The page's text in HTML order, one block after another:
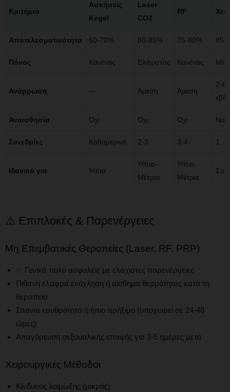
Κριτήριο
Ασκήσεις
Kegel
Laser
CO2
RF
Αποτελεσματικότητα 60-70% 80-85% 75-80% 85-
Πόνος Κανένας Ελάχιστος Κανένας
Ανάρρωση — Άμεση Άμεση
2-6
Αναισθησία Όχι Όχι Όχι Ναι
Συνεδρίες Καθημερινά 2-3 3-4 1
Ιδανικό για Ήπια
Ήπια-
Μέτρια
Ήπια-
Μέτρια
⚠️ Επιπλοκές & Παρενέργειες
Μη Επεμβατικές Θεραπείες (Laser, RF, PRP)
✅ Γενικά πολύ ασφαλείς με ελάχιστες παρενέργειες
Πιθανή ελαφρά ενόχληση ή αίσθημα θερμότητας κατά τη
θεραπεία
Σπάνια ερυθρότητα ή ήπιο πρήξιμο (υποχωρεί σε 24-48
ώρες)
Απαγόρευση σεξουαλικής επαφής για 3-5 ημέρες μετά
Χειρουργικές Μέθοδοι
Κίνδυνος λοίμωξης (μικρός)